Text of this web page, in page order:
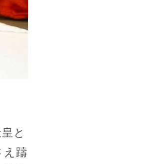
と
え躊